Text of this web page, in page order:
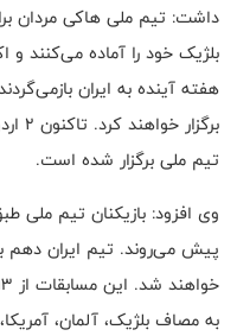
بلژیک خود را آماده می‌کنند و
هفته آینده به ایران
تیم ملی برگزار شده است. ‌
وی افزود: بازیکنان تیم ملی
پیش می‌روند. تیم ایران دهم
به مصاف بلژیک، آلمان،